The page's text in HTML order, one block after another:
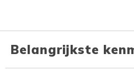
Belangrijkste